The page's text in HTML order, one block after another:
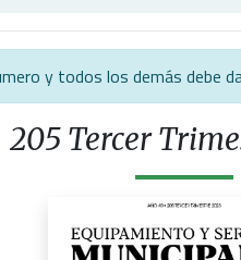
y todos los demás debe
205 Tercer